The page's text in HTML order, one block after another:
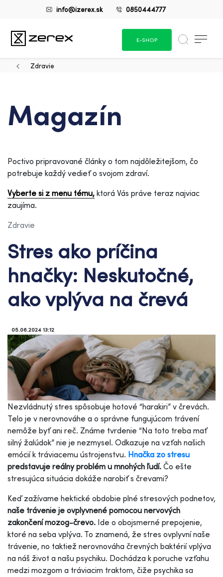
info@izerex.sk 0850444777
E-SHOP
Zdravie
Magazín
Poctivo pripravované články o tom najdôležitejšom, čo
potrebuje každý vedieť o svojom zdraví.
Vyberte si z menu tému, ktorá Vás práve teraz najviac
zaujíma.
Zdravie
Stres ako príčina
hnačky: Neskutočné,
ako vplýva na črevá
05.06.2024 13:12
Nezvládnutý stres spôsobuje hotové “harakiri” v črevách.
Telo je v nerovnováhe a o správne fungujúcom trávení
nemôže byť ani reč. Známe tvrdenie “Na toto treba mať
silný žalúdok” nie je nezmysel. Odkazuje na vzťah našich
emócií k tráviacemu ústrojenstvu. Hnačka zo stresu
predstavuje reálny problém u mnohých ľudí. Čo ešte
stresujúca situácia dokáže narobiť s črevami?
Keď zažívame hektické obdobie plné stresových podnetov,
naše trávenie je ovplyvnené pomocou nervových
zakončení mozog-črevo. Ide o obojsmerné prepojenie,
ktoré na seba vplýva. To znamená, že stres ovplyvní naše
trávenie, no taktiež nerovnováha črevných baktérií vplýva
na náš život a našu psychiku. Dochádza k poruche vzťahu
medzi mozgom a tráviacim traktom, čiže psychika sa